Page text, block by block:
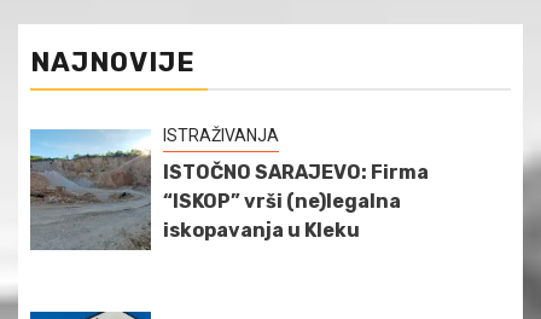
NAJNOVIJE
ISTRAŽIVANJA
ISTOČNO SARAJEVO: Firma
“ISKOP” vrši (ne)legalna
iskopavanja u Kleku